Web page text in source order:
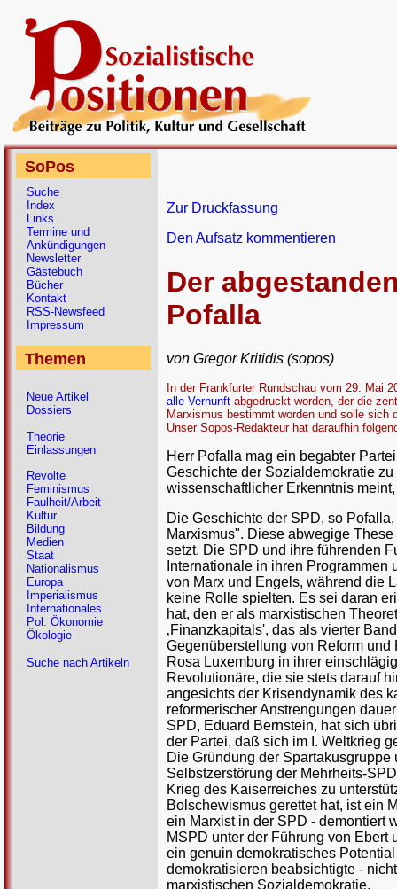
Zur Druckfassung
Den Aufsatz kommentieren
Der
Pofalla
von Gregor Kritidis (sopos)
In der Frankfurter Rundschau vom 29. Mai
alle Vernunft abgedruckt worden, der die
Marxismus bestimmt worden und solle sich
Unser Sopos-Redakteur hat daraufhin
Herr Pofalla mag ein begabter
Geschichte der Sozialdemokratie
wissenschaftlicher Erkenntnis
Die Geschichte der SPD, so
Marxismus". Diese abwegige
setzt. Die SPD und ihre führenden
Internationale in ihren
von Marx und Engels, während die
keine Rolle spielten. Es sei daran
hat, den er als marxistischen
‚Finanzkapitals', das als vierter
Gegenüberstellung von Reform
Rosa Luxemburg in ihrer
Revolutionäre, die sie stets darauf
angesichts der Krisendynamik des
reformerischer Anstrengungen
SPD, Eduard Bernstein, hat sich
der Partei, daß sich im I. Weltkrieg
Die Gründung der
Selbstzerstörung der Mehrheits-
Krieg des Kaiserreiches zu
Bolschewismus gerettet hat, ist ein
ein Marxist in der SPD - demontiert
MSPD unter der Führung von
ein genuin demokratisches
demokratisieren beabsichtigte -
marxistischen Sozialdemokratie.
SoPos
Suche
Index
Links
Termine und
Ankündigungen
Newsletter
Gästebuch
Bücher
Kontakt
RSS-Newsfeed
Impressum
Themen
Neue Artikel
Dossiers
Theorie
Einlassungen
Revolte
Feminismus
Faulheit/Arbeit
Kultur
Bildung
Medien
Staat
Nationalismus
Europa
Imperialismus
Internationales
Pol. Ökonomie
Ökologie
Suche nach Artikeln